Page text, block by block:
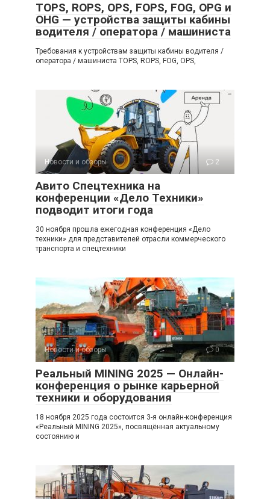
TOPS, ROPS, OPS, FOPS, FOG, OPG и
OHG — устройства защиты кабины
водителя / оператора / машиниста
Требования к устройствам защиты кабины водителя /
оператора / машиниста TOPS, ROPS, FOG, OPS,
Новости и обзоры 2
Авито Спецтехника на
конференции «Дело Техники»
подводит итоги года
30 ноября прошла ежегодная конференция «Дело
техники» для представителей отрасли коммерческого
транспорта и спецтехники
Новости и обзоры 0
Реальный MINING 2025 — Онлайн-
конференция о рынке карьерной
техники и оборудования
18 ноября 2025 года состоится 3-я онлайн-конференция
«Реальный MINING 2025», посвящённая актуальному
состоянию и